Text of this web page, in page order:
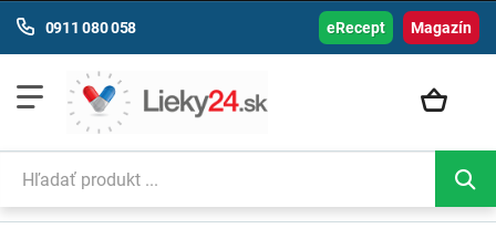
Magazín
0911 080 058 eRecept